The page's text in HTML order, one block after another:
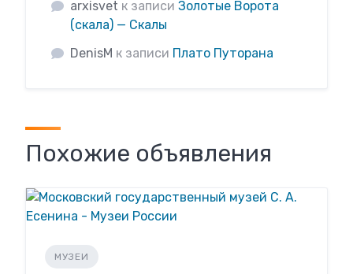
arxisvet к записи Золотые Ворота
(скала) — Скалы
DenisM к записи Плато Путорана
Похожие объявления
МУЗЕИ